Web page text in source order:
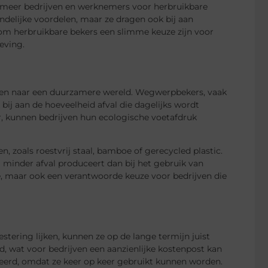
bedrijven en werknemers voor herbruikbare
voordelen, maar ze dragen ook bij aan
herbruikbare bekers een slimme keuze zijn voor
naar een duurzamere wereld. Wegwerpbekers, vaak
aan de hoeveelheid afval die dagelijks wordt
bedrijven hun ecologische voetafdruk
zoals roestvrij staal, bamboe of gerecycled plastic.
afval produceert dan bij het gebruik van
ook een verantwoorde keuze voor bedrijven die
lijken, kunnen ze op de lange termijn juist
wat voor bedrijven een aanzienlijke kostenpost kan
omdat ze keer op keer gebruikt kunnen worden.